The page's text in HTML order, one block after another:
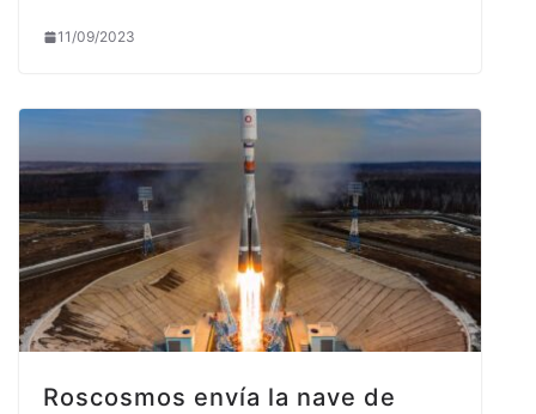
11/09/2023
Roscosmos envía la nave de